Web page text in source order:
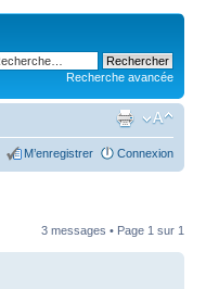
Recherche avancée
M’enregistrer Connexion
3 messages • Page 1 sur 1